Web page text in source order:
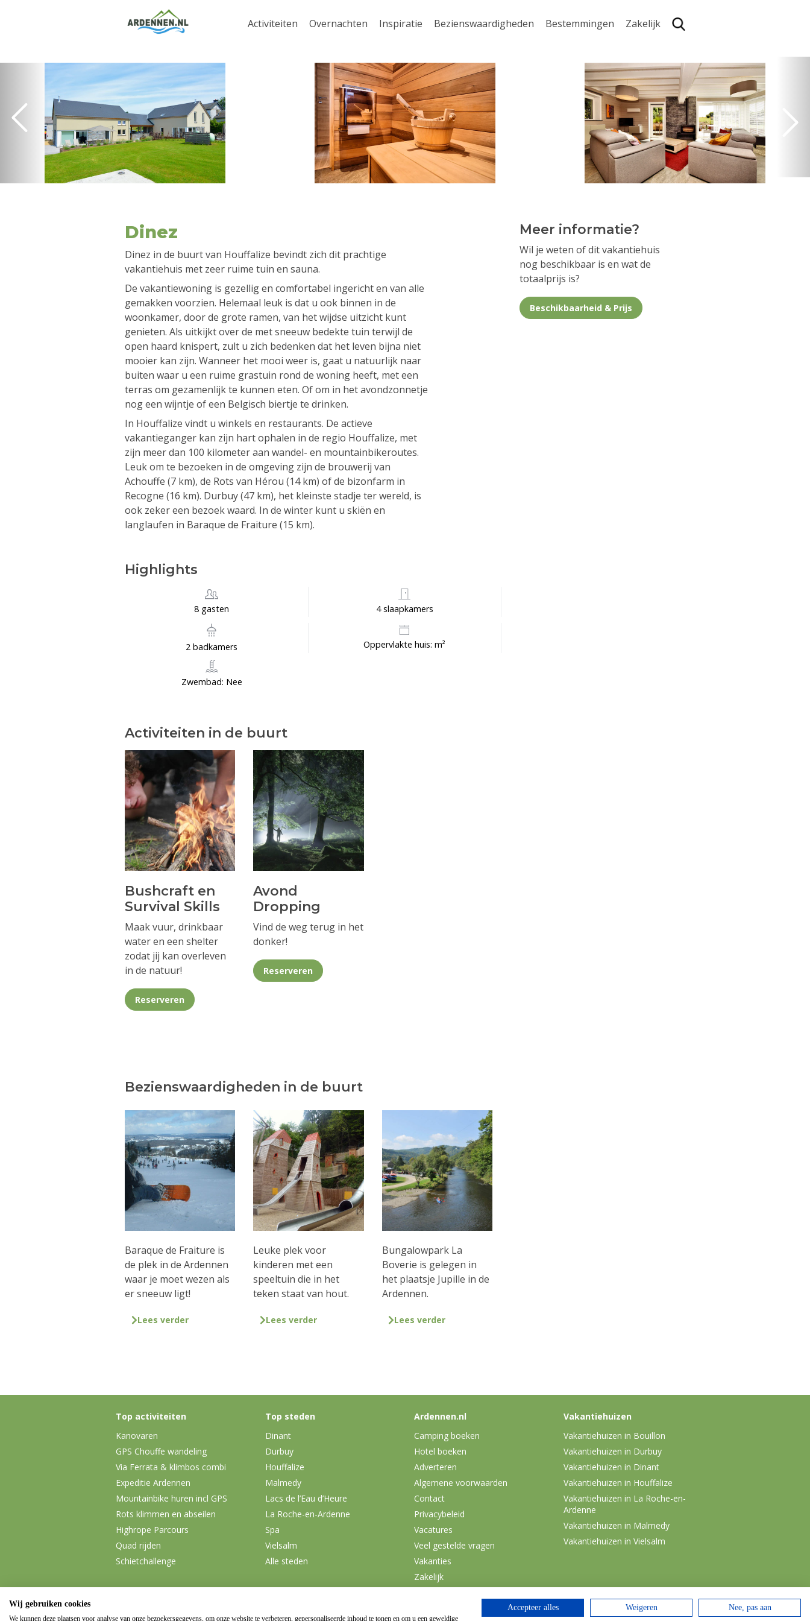
Activiteiten Overnachten Inspiratie Bezienswaardigheden Bestemmingen Zakelijk
Dinez
Dinez in de buurt van Houffalize bevindt zich dit prachtige
vakantiehuis met zeer ruime tuin en sauna.
De vakantiewoning is gezellig en comfortabel ingericht en van alle
gemakken voorzien. Helemaal leuk is dat u ook binnen in de
woonkamer, door de grote ramen, van het wijdse uitzicht kunt
genieten. Als uitkijkt over de met sneeuw bedekte tuin terwijl de
open haard knispert, zult u zich bedenken dat het leven bijna niet
mooier kan zijn. Wanneer het mooi weer is, gaat u natuurlijk naar
buiten waar u een ruime grastuin rond de woning heeft, met een
terras om gezamenlijk te kunnen eten. Of om in het avondzonnetje
nog een wijntje of een Belgisch biertje te drinken.
In Houffalize vindt u winkels en restaurants. De actieve
vakantieganger kan zijn hart ophalen in de regio Houffalize, met
zijn meer dan 100 kilometer aan wandel- en mountainbikeroutes.
Leuk om te bezoeken in de omgeving zijn de brouwerij van
Achouffe (7 km), de Rots van Hérou (14 km) of de bizonfarm in
Recogne (16 km). Durbuy (47 km), het kleinste stadje ter wereld, is
ook zeker een bezoek waard. In de winter kunt u skiën en
langlaufen in Baraque de Fraiture (15 km).
Highlights
8 gasten 4 slaapkamers
2 badkamers Oppervlakte huis: m²
Zwembad: Nee
Activiteiten in de buurt
Bushcraft en
Survival Skills
Maak vuur, drinkbaar
water en een shelter
zodat jij kan overleven
in de natuur!
Reserveren
Avond
Dropping
Vind de weg terug in het
donker!
Reserveren
Bezienswaardigheden in de buurt
Baraque de Fraiture is
de plek in de Ardennen
waar je moet wezen als
er sneeuw ligt!
Lees verder
Leuke plek voor
kinderen met een
speeltuin die in het
teken staat van hout.
Lees verder
Bungalowpark La
Boverie is gelegen in
het plaatsje Jupille in de
Ardennen.
Lees verder
Meer informatie?
Wil je weten of dit vakantiehuis
nog beschikbaar is en wat de
totaalprijs is?
Beschikbaarheid & Prijs
Top activiteiten
Kanovaren
GPS Chouffe wandeling
Via Ferrata & klimbos combi
Expeditie Ardennen
Mountainbike huren incl GPS
Rots klimmen en abseilen
Highrope Parcours
Quad rijden
Schietchallenge
Top steden
Dinant
Durbuy
Houffalize
Malmedy
Lacs de l’Eau d’Heure
La Roche-en-Ardenne
Spa
Vielsalm
Alle steden
Ardennen.nl
Camping boeken
Hotel boeken
Adverteren
Algemene voorwaarden
Contact
Privacybeleid
Vacatures
Veel gestelde vragen
Vakanties
Zakelijk
Vakantiehuizen
Vakantiehuizen in Bouillon
Vakantiehuizen in Durbuy
Vakantiehuizen in Dinant
Vakantiehuizen in Houffalize
Vakantiehuizen in La Roche-en-
Ardenne
Vakantiehuizen in Malmedy
Vakantiehuizen in Vielsalm
Wij gebruiken cookies
We kunnen deze plaatsen voor analyse van onze bezoekersgegevens, om onze website te verbeteren, gepersonaliseerde inhoud te tonen en om u een geweldige
Accepteer alles Weigeren Nee, pas aan